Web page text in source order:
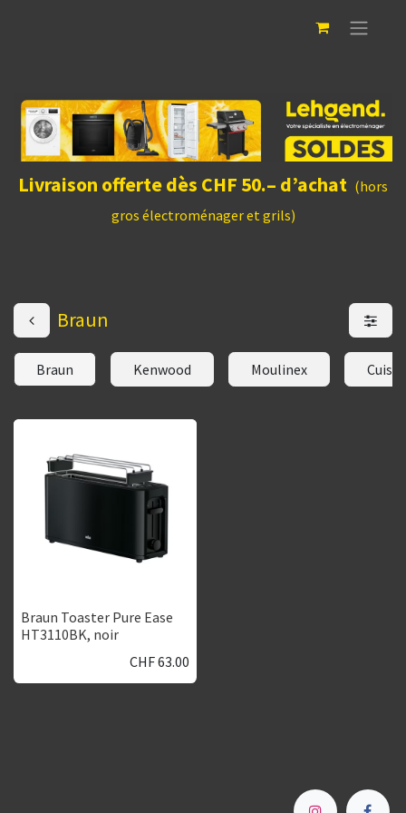
Livraison offerte dès CHF 50.– d’achat (hors
gros électroménager et grils)
Braun
Braun Kenwood Moulinex
Braun Toaster Pure Ease
HT3110BK, noir
CHF63.00